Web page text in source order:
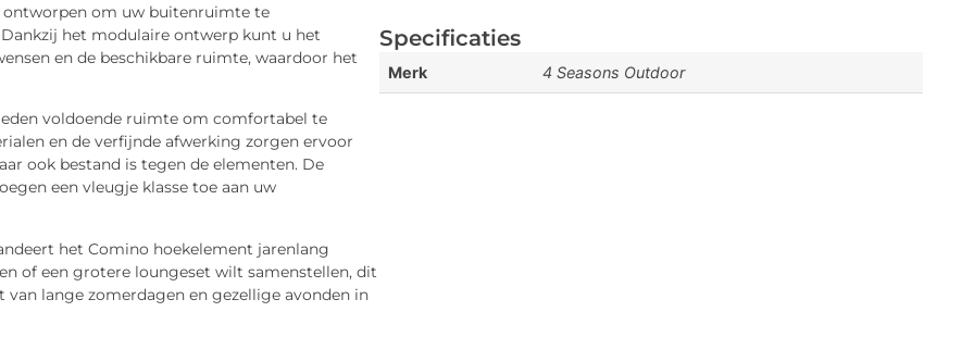
ontworpen om uw buitenruimte te
het modulaire ontwerp kunt u het
en de beschikbare ruimte, waardoor het
voldoende ruimte om comfortabel te
en de verfijnde afwerking zorgen ervoor
ook bestand is tegen de elementen. De
een vleugje klasse toe aan uw
het Comino hoekelement jarenlang
of een grotere loungeset wilt samenstellen, dit
lange zomerdagen en gezellige avonden in
Specificaties
Merk 4 Seasons Outdoor